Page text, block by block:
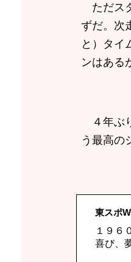
ただス
ずだ。次
と）タイ
ンはある
４年ぶ
う最高の
東スポ
１９６
喜び、